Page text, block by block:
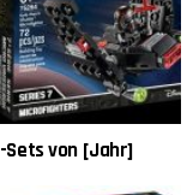
Sets von [Jahr]